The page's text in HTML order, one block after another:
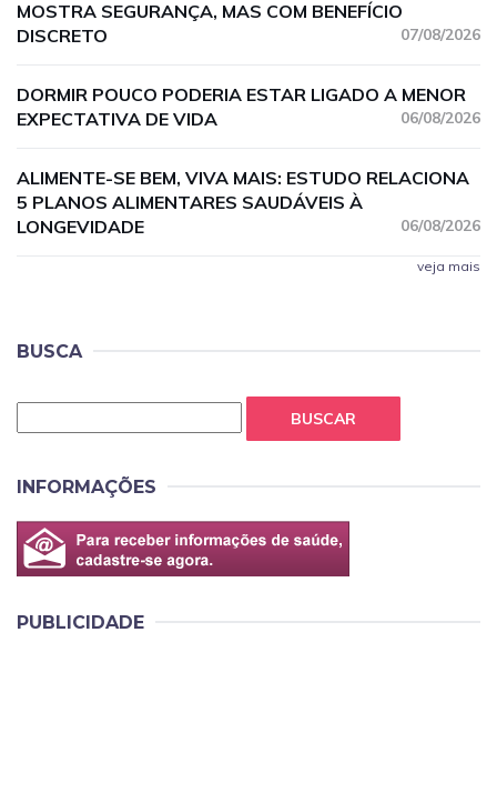
MOSTRA SEGURANÇA, MAS COM BENEFÍCIO
DISCRETO
07/08/2026
DORMIR POUCO PODERIA ESTAR LIGADO A MENOR
EXPECTATIVA DE VIDA
06/08/2026
ALIMENTE-SE BEM, VIVA MAIS: ESTUDO RELACIONA
5 PLANOS ALIMENTARES SAUDÁVEIS À
LONGEVIDADE
06/08/2026
veja mais
BUSCA
BUSCAR
INFORMAÇÕES
PUBLICIDADE